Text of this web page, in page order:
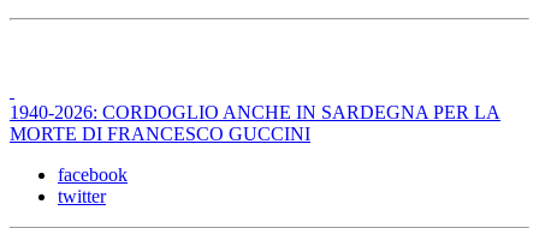
1940-2026: CORDOGLIO ANCHE IN SARDEGNA PER LA
MORTE DI FRANCESCO GUCCINI
facebook
twitter